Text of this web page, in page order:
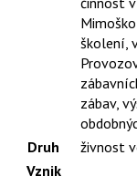
školení,
zábav,
Druh
živnost
Vznik